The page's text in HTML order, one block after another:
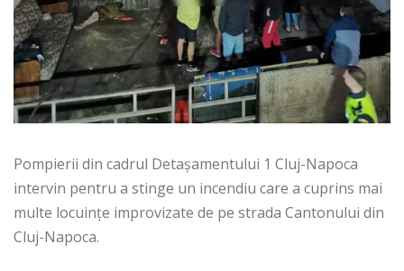
Pompierii din cadrul Detașamentului 1 Cluj-Napoca
intervin pentru a stinge un incendiu care a cuprins mai
multe locuințe improvizate de pe strada Cantonului din
Cluj-Napoca.